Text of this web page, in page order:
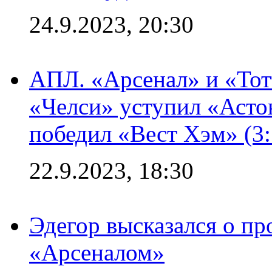
24.9.2023, 20:30
АПЛ. «Арсенал» и
«Челси» уступил
победил «Вест Хэм»
22.9.2023, 18:30
Эдегор высказался о
«Арсеналом»